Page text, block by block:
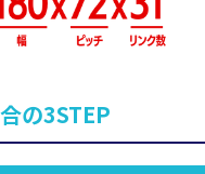
の3STEP